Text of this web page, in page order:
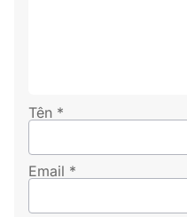
Tên *
Email *